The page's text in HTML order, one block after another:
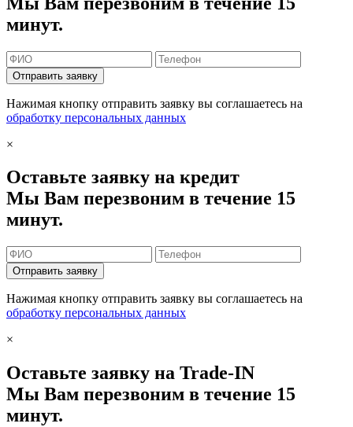
минут.
Отправить заявку
Нажимая кнопку отправить заявку вы соглашаетесь на
обработку персональных данных
×
Оставьте заявку на кредит
Мы Вам перезвоним в течение 15
минут.
Отправить заявку
Нажимая кнопку отправить заявку вы соглашаетесь на
обработку персональных данных
×
Оставьте заявку на Trade-IN
Мы Вам перезвоним в течение 15
минут.